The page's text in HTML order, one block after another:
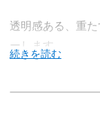
透明感ある、重
ーします。